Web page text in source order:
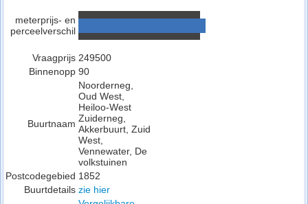
meterprijs- en
perceelverschil
Vraagprijs 249500
Binnenopp 90
Buurtnaam
Noorderneg,
Oud West,
Heiloo-West
Zuiderneg,
Akkerbuurt, Zuid
West,
Vennewater, De
volkstuinen
Postcodegebied 1852
Buurtdetails zie hier